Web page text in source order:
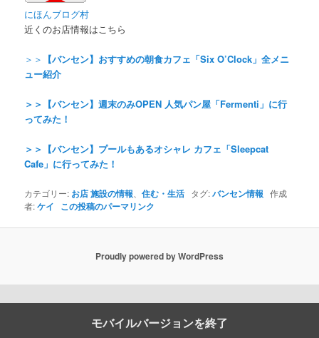
にほんブログ村
近くのお店情報はこちら
＞＞ 【バンセン】おすすめの朝食カフェ「Six O’Clock」全メニ
ュー紹介
＞＞【バンセン】週末のみOPEN 人気パン屋「Fermenti」に行
ってみた！
＞＞【バンセン】プールもあるオシャレ カフェ「Sleepcat
Cafe」に行ってみた！
カテゴリー: お店 施設の情報 、住む・生活 タグ:バンセン情報 作成
者:ケイ この投稿のパーマリンク
Proudly powered by WordPress
モバイルバージョンを終了